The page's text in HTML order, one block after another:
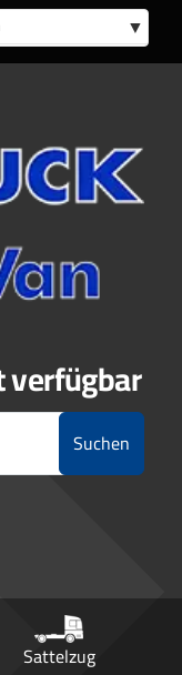
verfügbar
Suchen
Sattelzug